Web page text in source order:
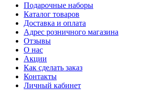
Подарочные наборы
Каталог товаров
Доставка и оплата
Адрес розничного магазина
Отзывы
О нас
Акции
Как сделать заказ
Контакты
Личный кабинет